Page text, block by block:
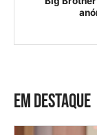
EM DESTAQUE